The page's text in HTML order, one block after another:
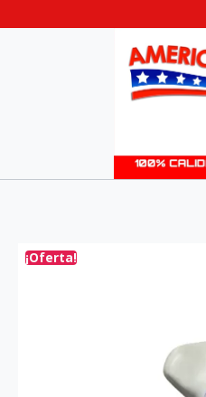
¡Oferta!